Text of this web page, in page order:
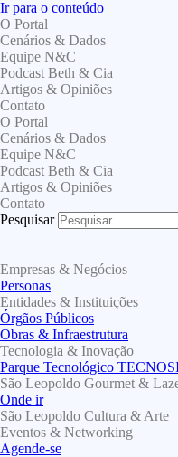
Ir para o conteúdo
O Portal
Cenários & Dados
Equipe N&C
Podcast Beth & Cia
Artigos & Opiniões
Contato
O Portal
Cenários & Dados
Equipe N&C
Podcast Beth & Cia
Artigos & Opiniões
Contato
Pesquisar
Empresas & Negócios
Personas
Entidades & Instituições
Órgãos Públicos
Obras & Infraestrutura
Tecnologia & Inovação
Parque Tecnológico
São Leopoldo Gourmet &
Onde ir
São Leopoldo Cultura & Arte
Eventos & Networking
Agende-se